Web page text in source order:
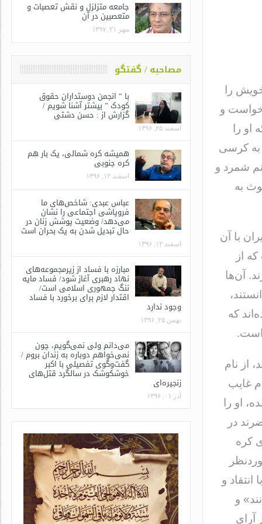
را
خواست و
را
کرسی
شمرد و
به
با آن
از
آن‌ها
که
است.
از نام
غایب
او را
در
کره
و
و
آرای
جامعه متزلزل و نقش تعصبات و
متعصبین در آن
مهر ۲۱, ۱۳۹۷
مصاحبه / گفتگو
با ” انجمن دوستداران حقوق
کودک ” بیشتر آشنا شویم /
گزارش از : حسن دشتی
اسفند ۲۵, ۱۳۹۶
همیشه کره شمالی، یک بار هم
کره جنوبی
اسفند ۱۲, ۱۳۹۶
عباس عبدی: شاخص‌های ما
فروپاشی اجتماعی را نشان
می‌دهد/ وضعیت پوشش زنان در
حال تبدیل شدن به یک بحران است
اسفند ۱۲, ۱۳۹۶
مبارزه با فساد از زیرمجموعه‌های
نهاد رهبری آغاز شود/ فساد مایه
ننگ جمهوری اسلامی است/
اقتدار لازم برای برخورد با فساد
وجود ندارد
بهمن ۲۵, ۱۳۹۶
می‌دانم ولی نمی‌گویم، چون
نمی‌خواهم دوباره به زندان بروم /
گفت‌وگوی تفصیلی با اکبر
خوشکوشک در سالگرد قتل‌های
زنجیره‌ای
آذر ۰۱, ۱۳۹۶